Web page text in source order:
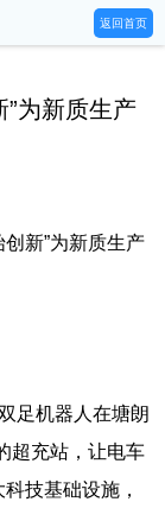
返回首页
”为新质生产
新”为新质生产
足机器人在塘朗
超充站，让电车
技基础设施，